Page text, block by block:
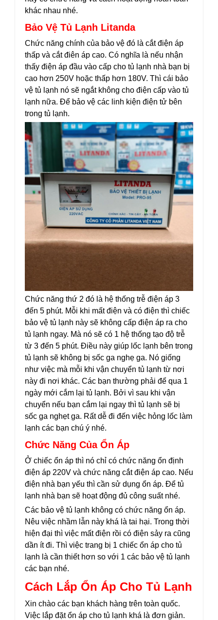
khác nhau nhé.
Bảo Vệ Tủ Lạnh Litanda
Chức năng chính của bảo vệ đó là cắt điện áp
thấp và cắt điên áp cao. Có nghĩa là nếu nhận
thấy điện áp đầu vào cấp cho tủ lạnh nhà bạn bị
cao hơn 250V hoặc thấp hơn 180V. Thì cái bảo
vệ tủ lạnh nó sẽ ngắt không cho điện cấp vào tủ
lạnh nữa. Để bảo vệ các linh kiện điện tử bên
trong tủ lạnh.
Chức năng thứ 2 đó là hệ thống trễ điện áp 3
đến 5 phút. Mỗi khi mất điện và có điện thì chiếc
bảo vệ tủ lạnh này sẽ không cấp điện áp ra cho
tủ lạnh ngay. Mà nó sẽ có 1 hệ thống tạo độ trễ
từ 3 đến 5 phút. Điều này giúp lốc lạnh bên trong
tủ lạnh sẽ không bị sốc ga nghẹ ga. Nó giống
như việc mà mỗi khi vận chuyển tủ lạnh từ nơi
này đi nơi khác. Các bạn thường phải để qua 1
ngày mới cắm lại tủ lạnh. Bởi vì sau khi vận
chuyển nếu bạn cắm lại ngay thì tủ lạnh sẽ bị
sốc ga nghẹt ga. Rất dễ đi đến việc hỏng lốc làm
lạnh các bạn chú ý nhé.
Chức Năng Của Ổn Áp
Ở chiếc ổn áp thì nó chỉ có chức năng ổn định
điện áp 220V và chức năng cắt điện áp cao. Nếu
điện nhà bạn yếu thì cần sử dụng ổn áp. Để tủ
lạnh nhà bạn sẽ hoạt động đủ công suất nhé.
Các bảo vệ tủ lạnh không có chức năng ổn áp.
Nêu việc nhầm lẫn này khá là tai hại. Trong thời
hiện đại thì việc mất điện rồi có điện sảy ra cũng
dần ít đi. Thì việc trang bị 1 chiếc ổn áp cho tủ
lạnh là cần thiết hơn so với 1 các bảo vệ tủ lạnh
các bạn nhé.
Cách Lắp Ổn Áp Cho Tủ Lạnh
Xin chào các bạn khách hàng trên toàn quốc.
Việc lắp đặt ổn áp cho tủ lạnh khá là đơn giản.